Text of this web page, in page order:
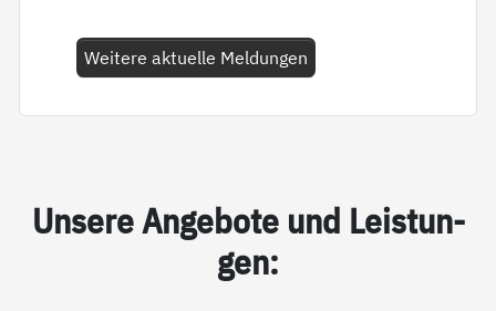
Weitere aktuelle Meldungen
Un­se­re An­ge­bo­te und Leis­tun­
gen: